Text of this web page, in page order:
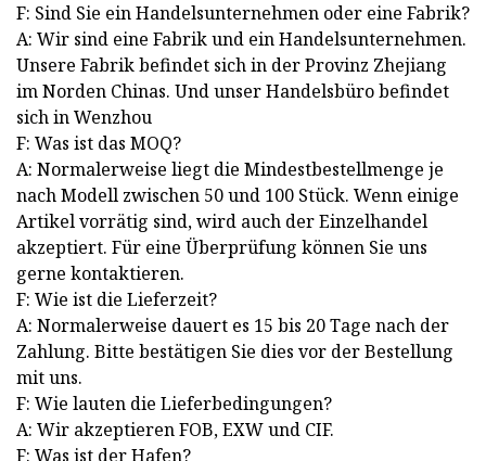
F: Sind Sie ein Handelsunternehmen oder eine Fabrik?
A: Wir sind eine Fabrik und ein Handelsunternehmen.
Unsere Fabrik befindet sich in der Provinz Zhejiang
im Norden Chinas. Und unser Handelsbüro befindet
sich in Wenzhou
F: Was ist das MOQ?
A: Normalerweise liegt die Mindestbestellmenge je
nach Modell zwischen 50 und 100 Stück. Wenn einige
Artikel vorrätig sind, wird auch der Einzelhandel
akzeptiert. Für eine Überprüfung können Sie uns
gerne kontaktieren.
F: Wie ist die Lieferzeit?
A: Normalerweise dauert es 15 bis 20 Tage nach der
Zahlung. Bitte bestätigen Sie dies vor der Bestellung
mit uns.
F: Wie lauten die Lieferbedingungen?
A: Wir akzeptieren FOB, EXW und CIF.
F: Was ist der Hafen?